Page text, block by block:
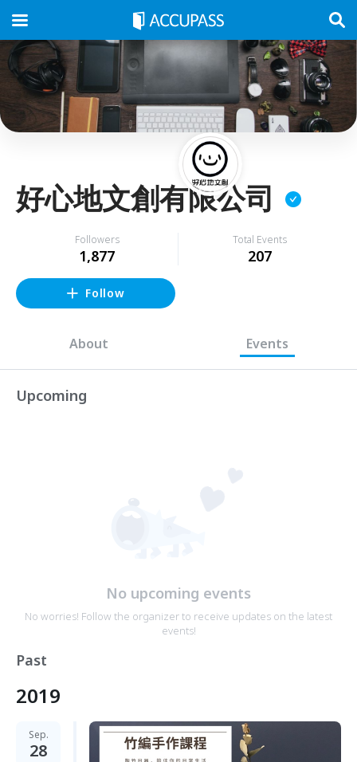
好心地文創有限公司
Followers
1,877
Total Events
207
Follow
About Events
Upcoming
No upcoming events
No worries! Follow the organizer to receive updates on the latest
events!
Past
2019
Sep.
28